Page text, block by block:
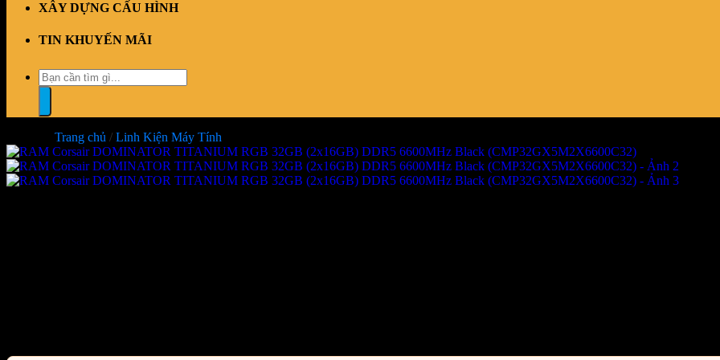
XÂY DỰNG CẤU HÌNH
TIN KHUYẾN MÃI
Tìm
kiếm:
Trang chủ / Linh Kiện Máy Tính